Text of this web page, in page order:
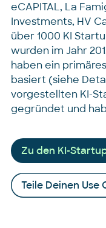
eCAPITAL, La
Investments, HV
über 1000 KI
wurden im Jahr
haben ein
basiert (siehe
vorgestellten KI-
gegründet und
Zu den KI-
Teile Deinen Use